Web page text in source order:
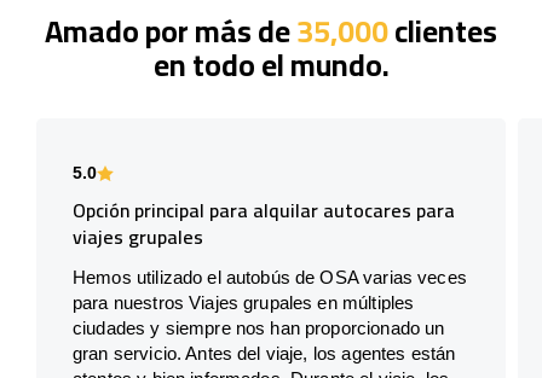
Amado por más de35,000clientes
en todo el mundo.
5.0
Opción principal para alquilar autocares para
viajes grupales
Hemos utilizado el autobús de OSA varias veces
para nuestros Viajes grupales en múltiples
ciudades y siempre nos han proporcionado un
gran servicio. Antes del viaje, los agentes están